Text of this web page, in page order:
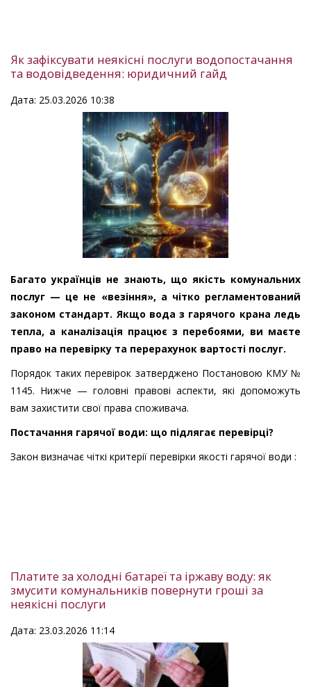
Як зафіксувати неякісні послуги водопостачання
та водовідведення: юридичний гайд
Дата: 25.03.2026 10:38
Багато українців не знають, що якість комунальних
послуг — це не «везіння», а чітко регламентований
законом стандарт. Якщо вода з гарячого крана ледь
тепла, а каналізація працює з перебоями, ви маєте
право на перевірку та перерахунок вартості послуг.
Порядок таких перевірок затверджено Постановою КМУ №
1145. Нижче — головні правові аспекти, які допоможуть
вам захистити свої права споживача.
Постачання гарячої води: що підлягає перевірці?
Закон визначає чіткі критерії перевірки якості гарячої води :
Платите за холодні батареї та іржаву воду: як
змусити комунальників повернути гроші за
неякісні послуги
Дата: 23.03.2026 11:14